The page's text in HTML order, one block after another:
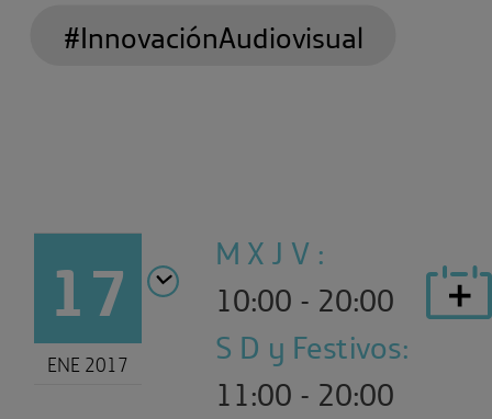
#InnovaciónAudiovisual
17
ENE 2017
M X J V :
10:00 - 20:00
S D y Festivos:
11:00 - 20:00